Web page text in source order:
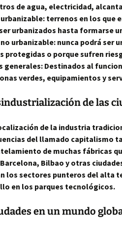
de agua, electricidad,
terrenos en los que
urbanizados hasta formarse
urbanizable: nunca podrá ser
protegidas o porque sufren
generales: Destinados al
verdes, equipamientos y
de las
de la industria
del llamado capitalismo
de muchas fábricas
Bilbao y otras
los sectores punteros del alta
en los parques tecnológicos.
en un mundo